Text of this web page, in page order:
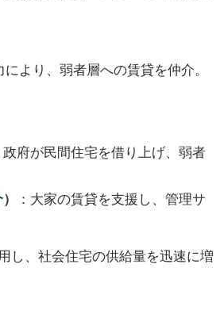
より、弱者層への賃貸を仲介。
政府が民間住宅を借り上げ、弱者
：大家の賃貸を支援し、管理サ
し、社会住宅の供給量を迅速に増